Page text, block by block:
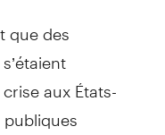
que des
aux États-